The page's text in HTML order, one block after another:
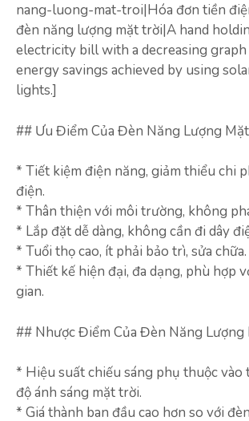
nang-luong-mat-troi|Hóa đơn tiền
đèn năng lượng mặt trời|A hand
electricity bill with a decreasing
energy savings achieved by using
lights.]
## Ưu Điểm Của Đèn Năng Lượng
* Tiết kiệm điện năng, giảm thiểu chi
điện.
* Thân thiện với môi trường, không
* Lắp đặt dễ dàng, không cần đi dây
* Tuổi thọ cao, ít phải bảo trì, sửa chữa.
* Thiết kế hiện đại, đa dạng, phù hợp
gian.
## Nhược Điểm Của Đèn Năng Lượng
* Hiệu suất chiếu sáng phụ thuộc vào
độ ánh sáng mặt trời.
* Giá thành ban đầu cao hơn so với